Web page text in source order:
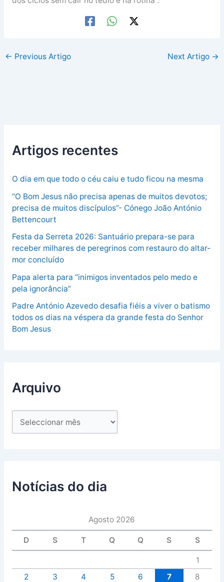
← Previous Artigo Next Artigo →
Artigos recentes
O dia em que todo o céu caiu e tudo ficou na mesma
“O Bom Jesus não precisa apenas de muitos devotos;
precisa de muitos discípulos”- Cónego João António
Bettencourt
Festa da Serreta 2026: Santuário prepara-se para
receber milhares de peregrinos com restauro do altar-
mor concluído
Papa alerta para “inimigos inventados pelo medo e
pela ignorância”
Padre António Azevedo desafia fiéis a viver o batismo
todos os dias na véspera da grande festa do Senhor
Bom Jesus
Arquivo
Notícias do dia
Agosto 2026
D S T Q Q S S
1
2
3 4 5 6 7
8